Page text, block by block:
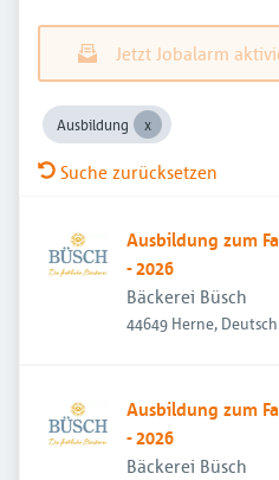
Jetzt Jobalarm
Ausbildung
Suche zurücksetzen
Ausbildung zum
- 2026
Bäckerei Büsch
44649 Herne,
Ausbildung zum
- 2026
Bäckerei Büsch